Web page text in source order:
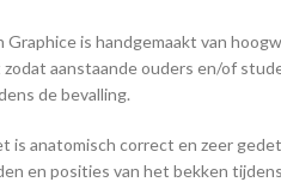
is handgemaakt van
aanstaande ouders en/of
de bevalling.
is anatomisch correct en zeer
en posities van het bekken